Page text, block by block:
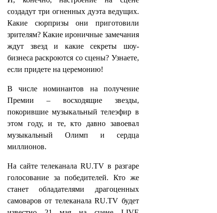
создадут три огненных дуэта ведущих.
Какие сюрпризы они приготовили
зрителям? Какие ироничные замечания
ждут звезд и какие секреты шоу-
бизнеса раскроются со сцены? Узнаете,
если придете на церемонию!
В числе номинантов на получение
Премии – восходящие звезды,
покорившие музыкальный телеэфир в
этом году, и те, кто давно завоевал
музыкальный Олимп и сердца
миллионов.
На сайте телеканала RU.TV в разгаре
голосование за победителей. Кто же
станет обладателями драгоценных
самоваров от телеканала RU.TV будет